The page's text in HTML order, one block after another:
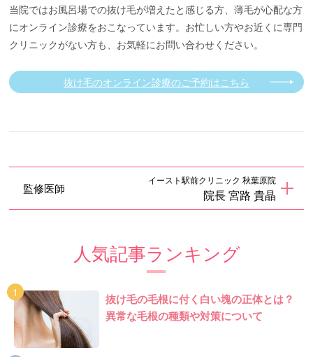
当院ではお風呂場での抜け毛が増えたと感じる方、薄毛が心配な方
にオンライン診療をおこなっています。お忙しい方やお近くに専門
クリニックがない方も、お気軽にお問い合わせください。
抜け毛のオンライン診療のご予約はこちら
監修医師
イースト駅前クリニック 秋葉原院
院長 宮路 貴晶
人気記事ランキング
抜け毛の毛根に付く白い塊の正体とは？
異常な毛根の種類や対策について